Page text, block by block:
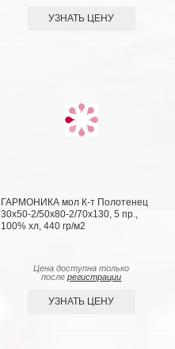
УЗНАТЬ ЦЕНУ
ГАРМОНИКА мол К-т Полотенец
30х50-2/50х80-2/70х130, 5 пр.,
100% хл, 440 гр/м2
Цена доступна только
послерегистрации
УЗНАТЬ ЦЕНУ